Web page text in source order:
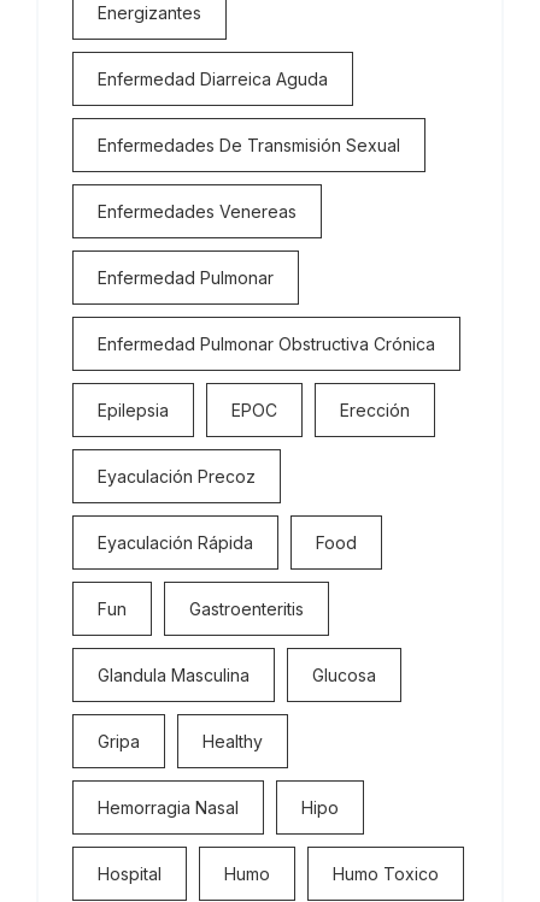
Energizantes
Enfermedad Diarreica Aguda
Enfermedades De Transmisión Sexual
Enfermedades Venereas
Enfermedad Pulmonar
Enfermedad Pulmonar Obstructiva Crónica
Epilepsia EPOC Erección
Eyaculación Precoz
Eyaculación Rápida Food
Fun Gastroenteritis
Glandula Masculina Glucosa
Gripa Healthy
Hemorragia Nasal Hipo
Hospital Humo Humo Toxico